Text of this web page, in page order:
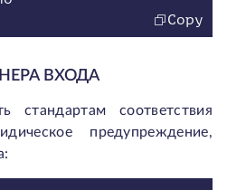
Copy
ВХОДА
стандартам соответствия
предупреждение,